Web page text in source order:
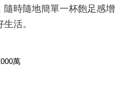
時隨地簡單一杯飽足感增
活。
萬